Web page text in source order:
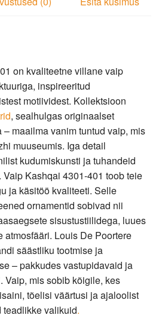
on kvaliteetne villane vaip
inspireeritud
motiividest. Kollektsioon
, sealhulgas originaalset
maailma vanim tuntud vaip, mis
muuseumis. Iga detail
kudumiskunsti ja tuhandeid
Kashqai 4301-401 toob teie
ja käsitöö kvaliteeti. Selle
ornamentid sobivad nii
sisustustiilidega, luues
atmosfääri. Louis De Poortere
säästliku tootmise ja
– pakkudes vastupidavaid ja
mis sobib kõigile, kes
tõelisi väärtusi ja ajaloolist
teadlikke valikuid.